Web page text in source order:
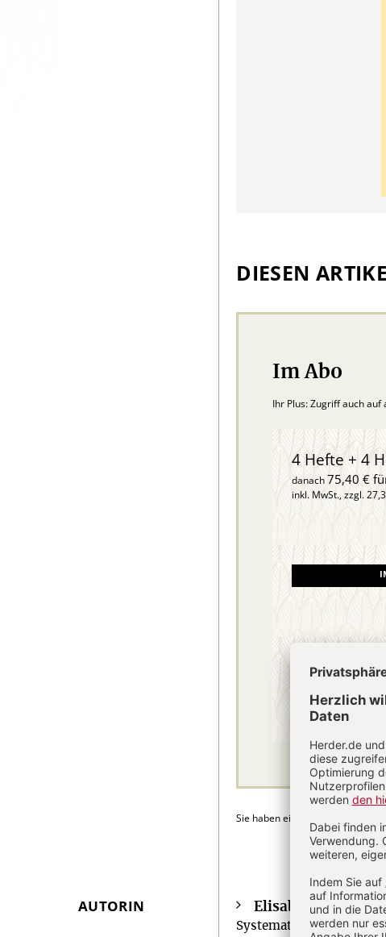
DIESEN
Im Abo
Ihr Plus: Zugriff auch
4 Hefte + 4
danach75,40 €
inkl. MwSt., zzgl.
Sie haben ein Abonnement?
Überschrift
AUTORIN Elisabeth
Systematische